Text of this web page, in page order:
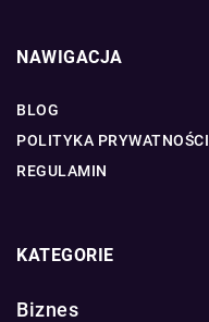
NAWIGACJA
BLOG
POLITYKA PRYWATNOŚCI
REGULAMIN
KATEGORIE
Biznes